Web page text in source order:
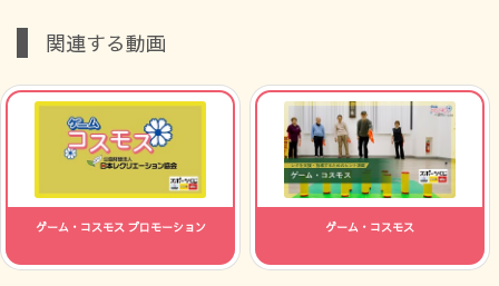
関連する動画
ゲーム・コスモス プロモーション ゲーム・コスモス